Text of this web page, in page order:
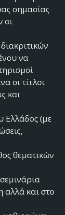
σημασίας
οι
να
οι τίτλοι
και
Ελλάδος (με
θεματικών
αλλά και στο